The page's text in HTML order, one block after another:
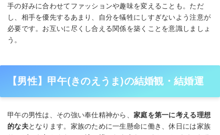
手の好みに合わせてファッションや趣味を変えることも。ただ
し、相手を優先するあまり、自分を犠牲にしすぎないよう注意が
必要です。お互いに尽くし合える関係を築くことを意識しましょ
う。
【男性】甲午(きのえうま)の結婚観・結婚運
甲午の男性は、その強い奉仕精神から、家庭を第一に考える理想
的な夫となります。家族のために一生懸命に働き、休日には家族